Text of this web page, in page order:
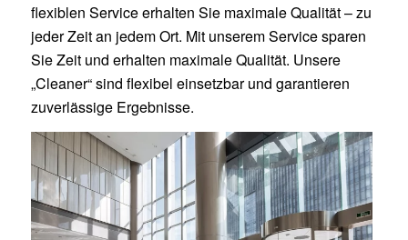
flexiblen Service erhalten Sie maximale Qualität – zu
jeder Zeit an jedem Ort. Mit unserem Service sparen
Sie Zeit und erhalten maximale Qualität. Unsere
„Cleaner“ sind flexibel einsetzbar und garantieren
zuverlässige Ergebnisse.